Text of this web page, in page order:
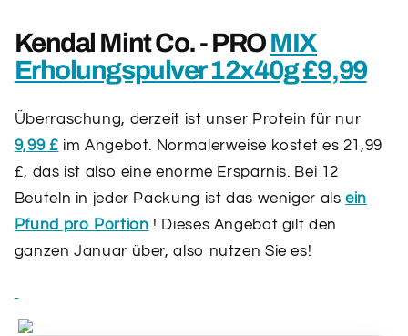
Kendal Mint Co. - PROMIX
Erholungspulver 12x40g £9,99
Überraschung, derzeit ist unser Protein für nur
9,99 £ im Angebot. Normalerweise kostet es 21,99
£, das ist also eine enorme Ersparnis. Bei 12
Beuteln in jeder Packung ist das weniger als ein
Pfund pro Portion ! Dieses Angebot gilt den
ganzen Januar über, also nutzen Sie es!